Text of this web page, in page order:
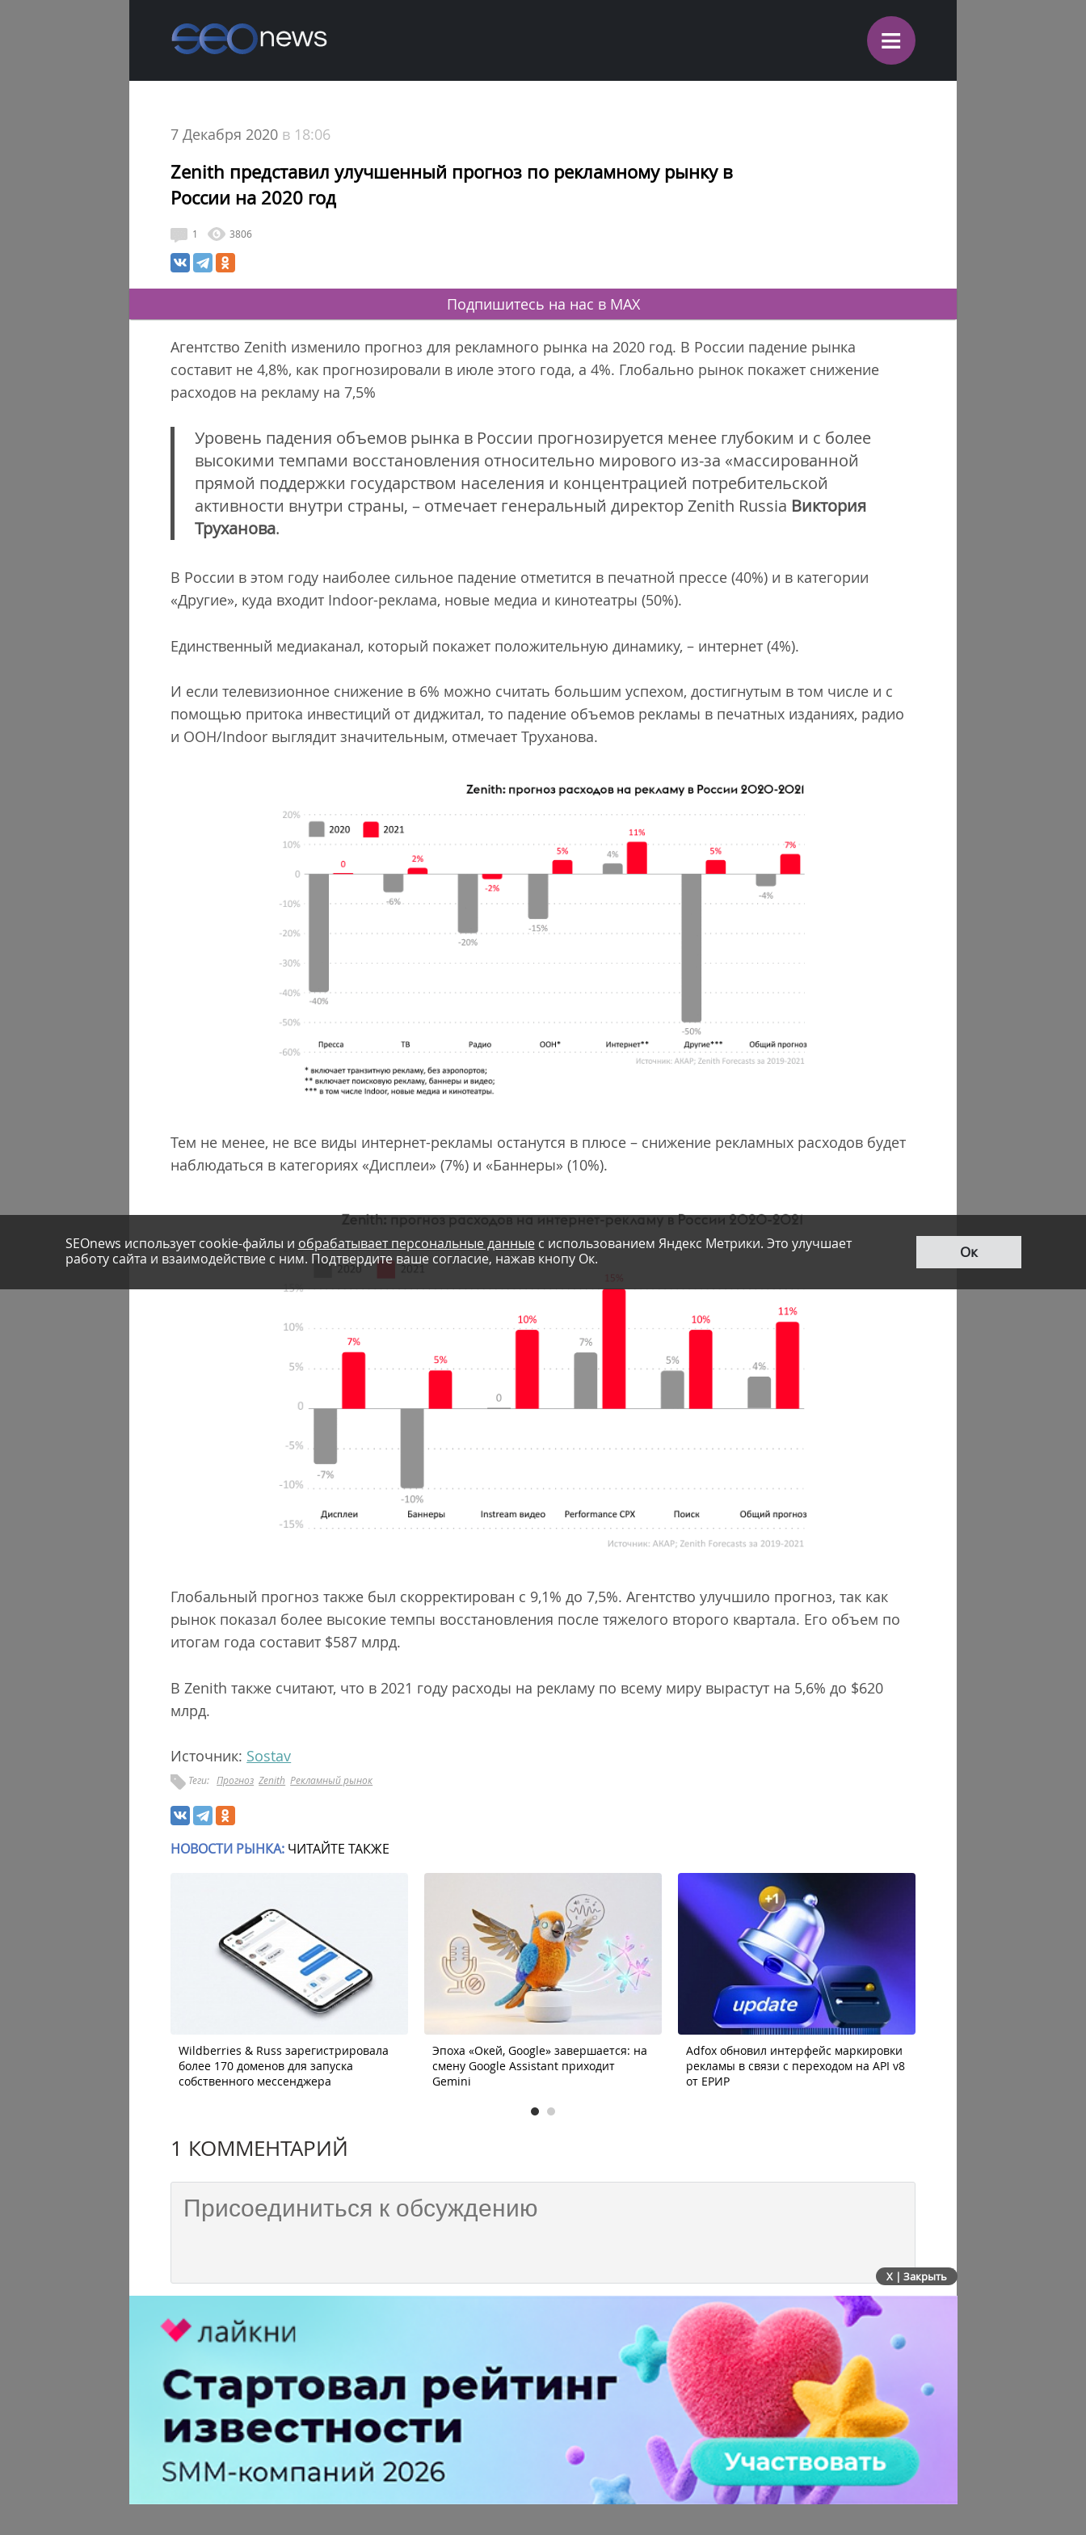
≡
7 Декабря 2020 в 18:06
Zenith представил улучшенный прогноз по рекламному рынку в
России на 2020 год
1 3806
Подпишитесь на нас в MAX
Агентство Zenith изменило прогноз для рекламного рынка на 2020 год. В России падение рынка
составит не 4,8%, как прогнозировали в июле этого года, а 4%. Глобально рынок покажет снижение
расходов на рекламу на 7,5%
Уровень падения объемов рынка в России прогнозируется менее глубоким и с более
высокими темпами восстановления относительно мирового из-за «массированной
прямой поддержки государством населения и концентрацией потребительской
активности внутри страны, – отмечает генеральный директор Zenith Russia Виктория
Труханова.
В России в этом году наиболее сильное падение отметится в печатной прессе (40%) и в категории
«Другие», куда входит Indoor-реклама, новые медиа и кинотеатры (50%).
Единственный медиаканал, который покажет положительную динамику, – интернет (4%).
И если телевизионное снижение в 6% можно считать большим успехом, достигнутым в том числе и с
помощью притока инвестиций от диджитал, то падение объемов рекламы в печатных изданиях, радио
и OOH/Indoor выглядит значительным, отмечает Труханова.
Тем не менее, не все виды интернет-рекламы останутся в плюсе – снижение рекламных расходов будет
наблюдаться в категориях «Дисплеи» (7%) и «Баннеры» (10%).
Глобальный прогноз также был скорректирован с 9,1% до 7,5%. Агентство улучшило прогноз, так как
рынок показал более высокие темпы восстановления после тяжелого второго квартала. Его объем по
итогам года составит $587 млрд.
В Zenith также считают, что в 2021 году расходы на рекламу по всему миру вырастут на 5,6% до $620
млрд.
Источник: Sostav
Теги: Прогноз Zenith Рекламный рынок
SEOnews использует cookie-файлы и обрабатывает персональные данныес использованием Яндекс Метрики. Это улучшает
работу сайта и взаимодействие с ним. Подтвердите ваше согласие, нажав кнопу Ок.
Ок
НОВОСТИ РЫНКА: ЧИТАЙТЕ ТАКЖЕ
Wildberries & Russ зарегистрировала
более 170 доменов для запуска
собственного мессенджера
Эпоха «Окей, Google» завершается: на
смену Google Assistant приходит
Gemini
Adfox обновил интерфейс маркировки
рекламы в связи с переходом на API v8
от ЕРИР
1 КОММЕНТАРИЙ
AdAurum 79
Определенно позитивная динамика есть. Бизнесы адаптируются к новым реалиям, а еще все яснее становится
понимание, что без рекламы далеко не уедешь и это точно не та статья расходов, которую стоит сокращать.
- 0 + Ответить
X | Закрыть